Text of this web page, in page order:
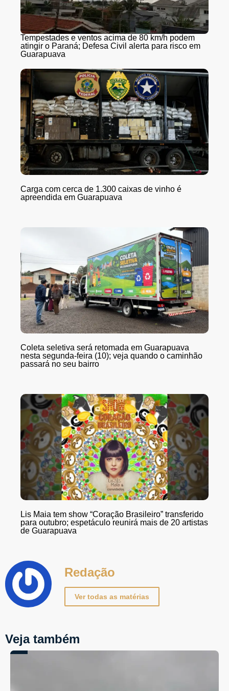
Tempestades e ventos acima de 80 km/h podem
atingir o Paraná; Defesa Civil alerta para risco em
Guarapuava
Carga com cerca de 1.300 caixas de vinho é
apreendida em Guarapuava
Coleta seletiva será retomada em Guarapuava
nesta segunda-feira (10); veja quando o caminhão
passará no seu bairro
Lis Maia tem show “Coração Brasileiro” transferido
para outubro; espetáculo reunirá mais de 20 artistas
de Guarapuava
Redação
Ver todas as matérias
Veja também